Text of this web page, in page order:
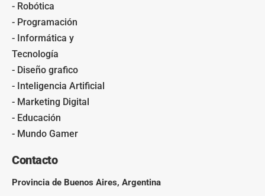
- Robótica
- Programación
- Informática y
Tecnología
- Diseño grafico
- Inteligencia Artificial
- Marketing Digital
- Educación
- Mundo Gamer
Contacto
Provincia de Buenos Aires, Argentina